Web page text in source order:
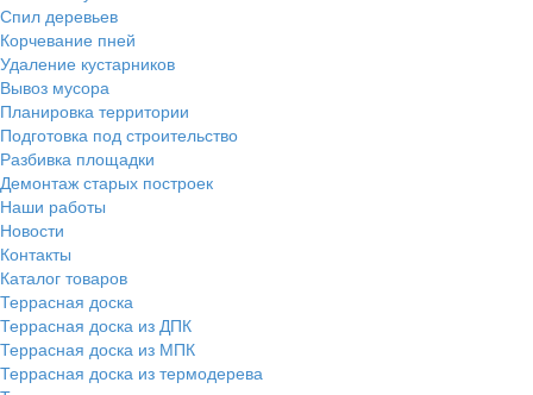
Спил деревьев
Корчевание пней
Удаление кустарников
Вывоз мусора
Планировка территории
Подготовка под строительство
Разбивка площадки
Демонтаж старых построек
Наши работы
Новости
Контакты
Каталог товаров
Террасная доска
Террасная доска из ДПК
Террасная доска из МПК
Террасная доска из термодерева